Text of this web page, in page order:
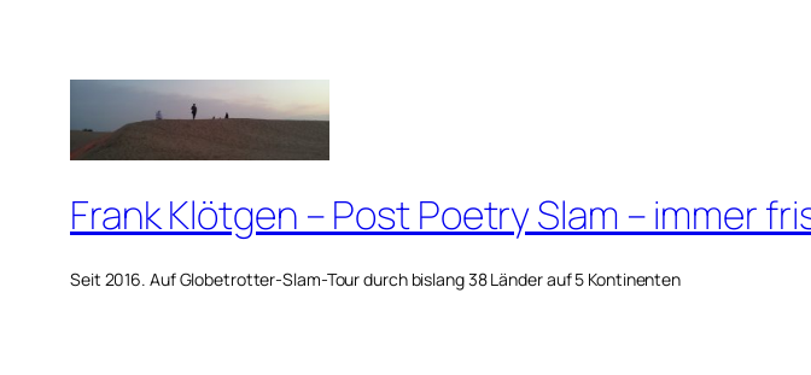
Frank Klötgen – Post Poetry Slam – immer
Seit 2016. Auf Globetrotter-Slam-Tour durch bislang 38 Länder auf 5 Kontinenten